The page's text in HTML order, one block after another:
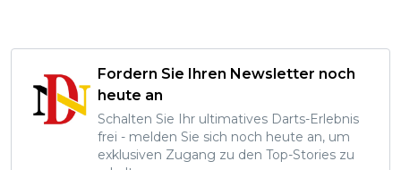
Fordern Sie Ihren Newsletter noch
heute an
Schalten Sie Ihr ultimatives Darts-Erlebnis
frei - melden Sie sich noch heute an, um
exklusiven Zugang zu den Top-Stories zu